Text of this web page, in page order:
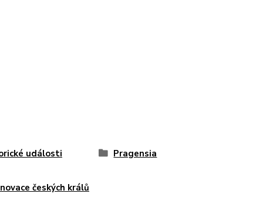
události Pragensia
českých králů